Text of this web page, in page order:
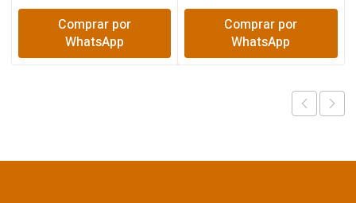
Comprar por
WhatsApp
Comprar por
WhatsApp